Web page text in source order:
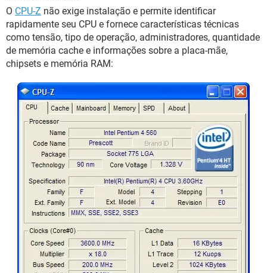
O CPU-Z não exige instalação e permite identificar
rapidamente seu CPU e fornece características técnicas
como tensão, tipo de operação, administradores, quantidade
de memória cache e informações sobre a placa-mãe,
chipsets e memória RAM: